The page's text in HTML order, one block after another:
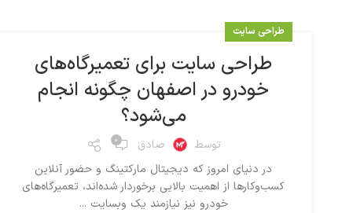
طراحی سایت
طراحی سایت برای تعمیرگاه‌های
خودرو در اصفهان چگونه انجام
می‌شود؟
توسط صادق ۰
در دنیای امروز که دیجیتال مارکتینگ و حضور آنلاین
کسب‌وکارها از اهمیت بالایی برخوردار شده‌اند، تعمیرگاه‌های
خودرو نیز نیازمند یک وبسایت ...